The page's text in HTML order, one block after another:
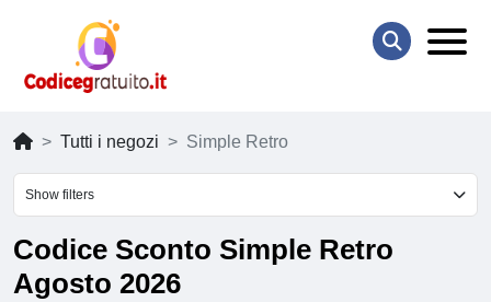
Tutti i negozi Simple Retro
Show filters
Codice Sconto Simple Retro
Agosto 2026